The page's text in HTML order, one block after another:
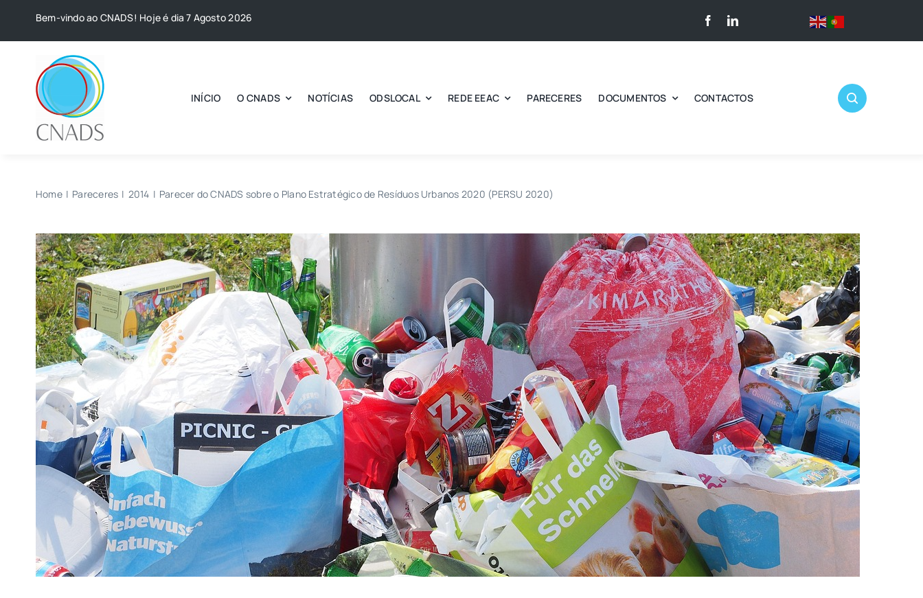
Bem-vindo ao CNADS! Hoje é dia 7 Agosto 2026
INÍCIO O CNADS NOTÍCIAS ODSLOCAL REDE EEAC PARECERES DOCUMENTOS CONTACTOS
Home Pareceres 2014 Parecer do CNADS sobre o Plano Estratégico de Resíduos Urbanos 2020 (PERSU 2020)